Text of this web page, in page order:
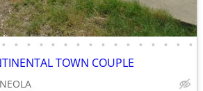
• • • • • • • • • • • • • • • •
TOWN COUPLE